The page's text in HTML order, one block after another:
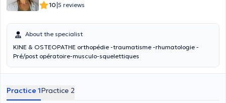
10|5 reviews
About the specialist
KINE & OSTEOPATHE orthopédie -traumatisme -rhumatologie -
Pré/post opératoire-musculo-squelettiques
Practice 1Practice 2